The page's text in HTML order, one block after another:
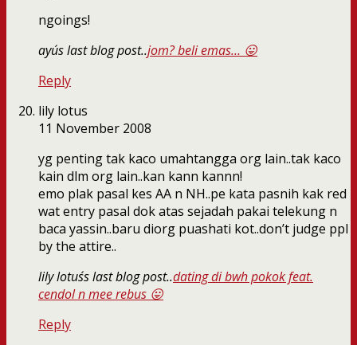
ngoings!
ayu´s last blog post..jom? beli emas… 😛
Reply
lily lotus
11 November 2008
yg penting tak kaco umahtangga org lain..tak kaco
kain dlm org lain..kan kann kannn!
emo plak pasal kes AA n NH..pe kata pasnih kak red
wat entry pasal dok atas sejadah pakai telekung n
baca yassin..baru diorg puashati kot..don’t judge ppl
by the attire..
lily lotus´s last blog post..dating di bwh pokok feat.
cendol n mee rebus 😛
Reply